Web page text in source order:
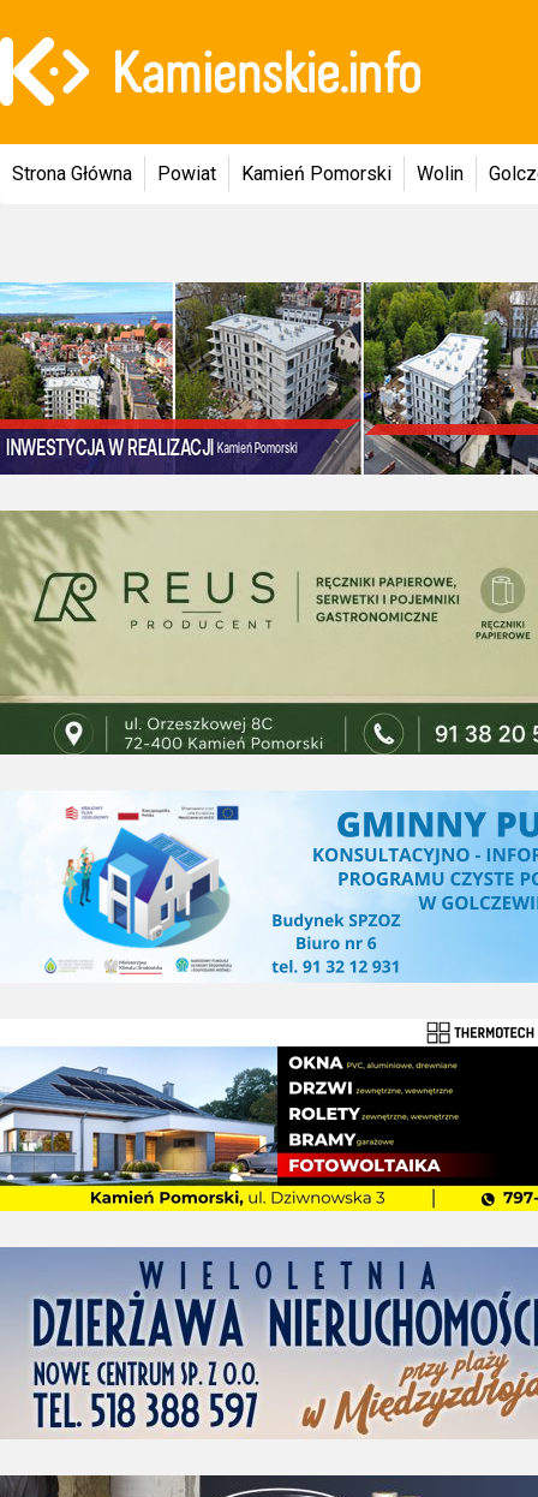
Strona Główna Powiat Kamień Pomorski Wolin